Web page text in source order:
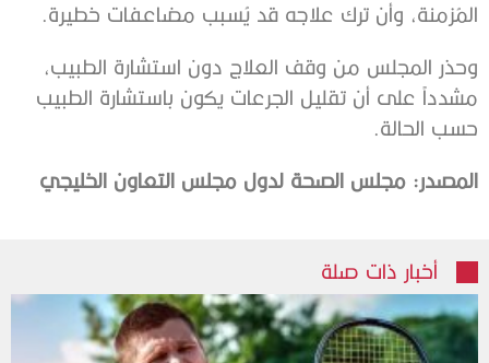
المُزمنة، وأن ترك علاجه قد يُسبب مضاعفات خطيرة.
وحذر المجلس من وقف العلاج دون استشارة الطبيب،
مشدداً على أن تقليل الجرعات يكون باستشارة الطبيب
حسب الحالة.
المصدر: مجلس الصحة لدول مجلس التعاون الخليجي
أخبار ذات صلة